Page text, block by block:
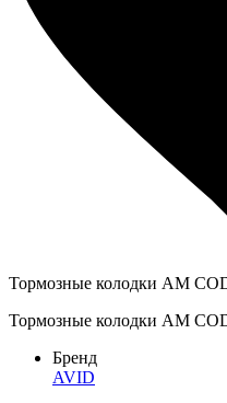
Тормозные колодки AM
Тормозные колодки AM
Бренд
AVID